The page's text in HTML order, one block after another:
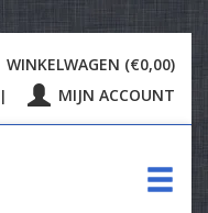
WINKELWAGEN (€0,00)
| MIJN ACCOUNT